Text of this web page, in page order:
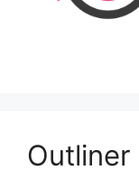
Outliner